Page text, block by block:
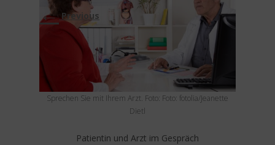
←Previous
Sprechen Sie mit Ihrem Arzt. Foto: Foto: fotolia/Jeanette
Dietl
Patientin und Arzt im Gespräch